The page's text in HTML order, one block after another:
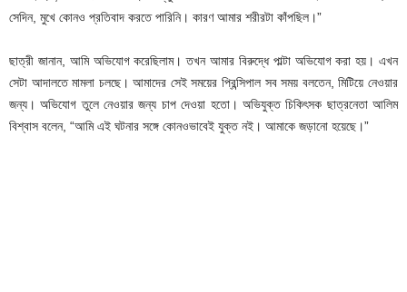
সেদিন, মুখে কোনও প্রতিবাদ করতে পারিনি। কারণ আমার শরীরটা কাঁপছিল।”
ছাত্রী জানান, আমি অভিযোগ করেছিলাম। তখন আমার বিরুদ্ধে পাল্টা অভিযোগ করা হয়। এখন
সেটা আদালতে মামলা চলছে। আমাদের সেই সময়ের প্রিন্সিপাল সব সময় বলতেন, মিটিয়ে নেওয়ার
জন্য। অভিযোগ তুলে নেওয়ার জন্য চাপ দেওয়া হতো। অভিযুক্ত চিকিৎসক ছাত্রনেতা আলিম
বিশ্বাস বলেন, “আমি এই ঘটনার সঙ্গে কোনওভাবেই যুক্ত নই। আমাকে জড়ানো হয়েছে।”